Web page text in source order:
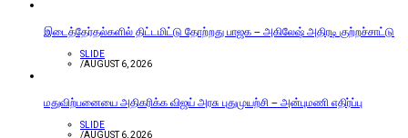
இடைத்தேர்தல்களில் திட்டமிட்டு தோற்றது பாஜக – அகிலேஷ் அதிரடி குற்றச்சாட்டு
SLIDE
/AUGUST 6, 2026
மதுவிற்பனையை அதிகரிக்க விஜய் அரசு புதுமுயற்சி – அன்புமணி எதிர்ப்பு
SLIDE
/AUGUST 6, 2026